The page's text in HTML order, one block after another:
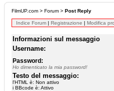
FilmUP.com > Forum > Post Reply
Indice Forum | Registrazione | Modifica
Informazioni sul messaggio
Username:
Password:
Ho dimenticato la mia password!
Testo del messaggio:
l'HTML è: Non attivo
i BBcode è: Attivo